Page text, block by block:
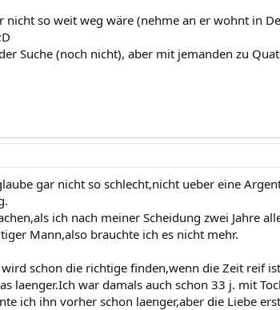
nicht so weit weg wäre (nehme an er wohnt in
Suche (noch nicht), aber mit jemanden zu
gar nicht so schlecht,nicht ueber eine
ich nach meiner Scheidung zwei Jahre
Mann,also brauchte ich es nicht mehr.
schon die richtige finden,wenn die Zeit reif
laenger.Ich war damals auch schon 33 j. mit
ich ihn vorher schon laenger,aber die Liebe